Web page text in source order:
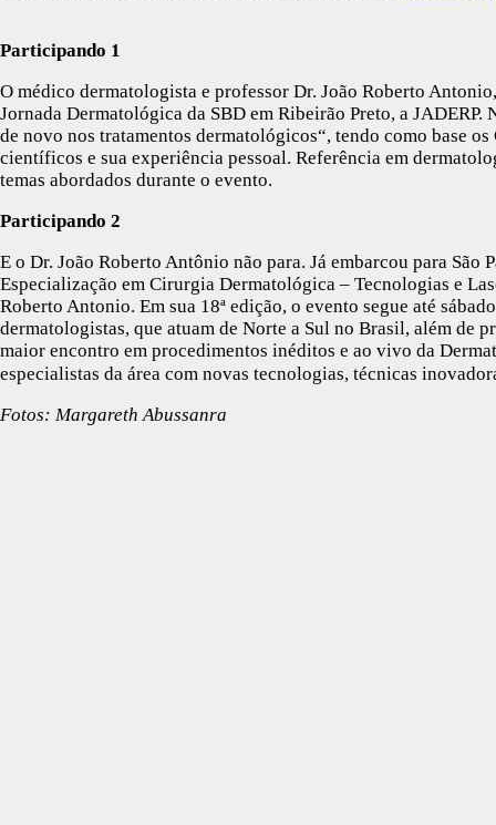
Participando 1
O médico dermatologista e professor Dr. João Roberto
Jornada Dermatológica da SBD em Ribeirão Preto, a JADERP.
de novo nos tratamentos dermatológicos“, tendo como base
científicos e sua experiência pessoal. Referência em
temas abordados durante o evento.
Participando 2
E o Dr. João Roberto Antônio não para. Já embarcou para
Especialização em Cirurgia Dermatológica – Tecnologias e
Roberto Antonio. Em sua 18ª edição, o evento segue até
dermatologistas, que atuam de Norte a Sul no Brasil, além de
maior encontro em procedimentos inéditos e ao vivo da
especialistas da área com novas tecnologias, técnicas
Fotos: Margareth Abussanra